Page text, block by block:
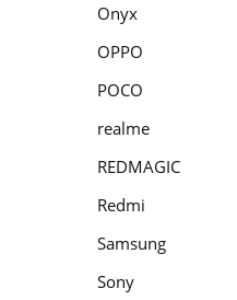
Onyx
OPPO
POCO
realme
REDMAGIC
Redmi
Samsung
Sony